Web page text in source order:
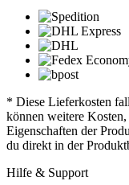
* Diese Lieferkosten
können weitere
Eigenschaften der
du direkt in der
Hilfe & Support